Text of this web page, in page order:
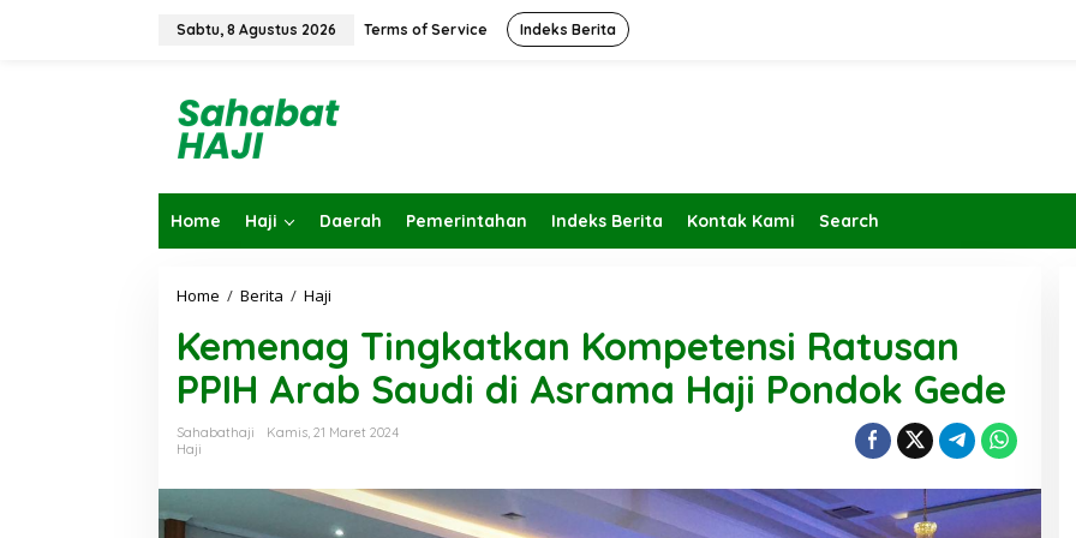
Sabtu, 8 Agustus 2026 Terms of Service Indeks Berita
Home Haji Daerah Pemerintahan Indeks Berita Kontak Kami Search
Home / Berita / Haji
m
e
n
a
g
n
g
k
Kemenag Tingkatkan Kompetensi Ratusan
PPIH Arab Saudi di Asrama Haji Pondok Gede
Sahabathaji
Kamis, 21 Maret 2024
Haji
KBIHU Pada Jalurnya